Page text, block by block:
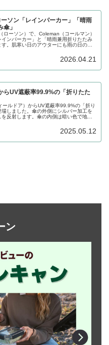
ソン「レインパーカー」「晴雨
傘」
ローソン）で、Coleman（コールマン）
インパーカー」と「晴雨兼用折りたたみ
。肌寒い日のアウターにも雨の日の雨
雨兼用折りたたみ傘の新色が登場です。
2026.04.21
らUV遮蔽率99.9%の「折りたた
ールドア）からUV遮蔽率99.9%の「折り
しました。傘の外側にシルバー加工を
反射します。傘の内側は暗い色で地面
2025.05.12
ン